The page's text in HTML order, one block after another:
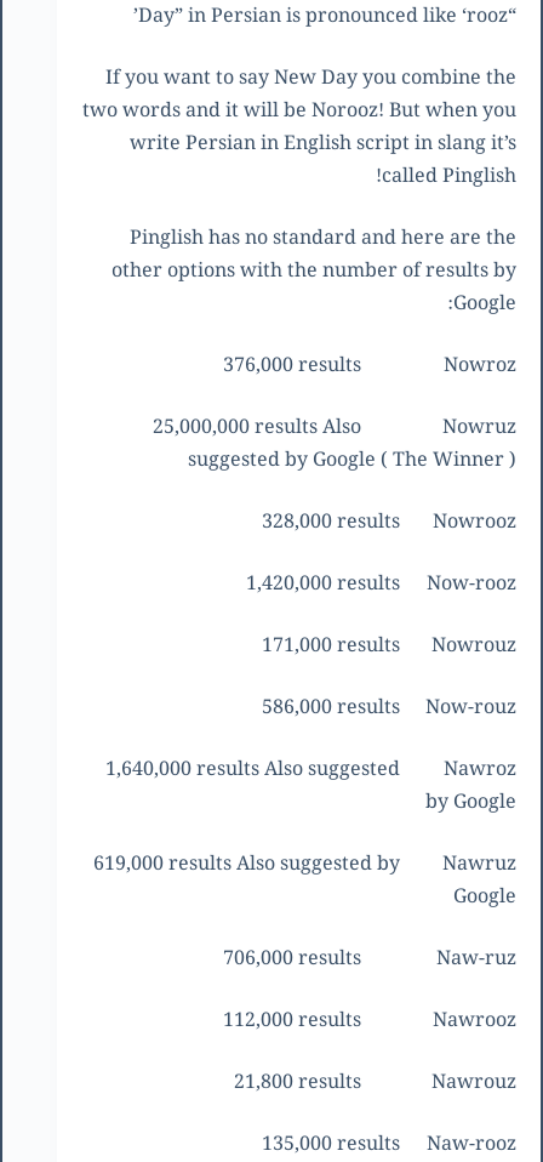
“Day” in Persian is pronounced like ‘rooz’
If you want to say New Day you combine the
two words and it will be Norooz! But when you
write Persian in English script in slang it’s
called Pinglish!
Pinglish has no standard and here are the
other options with the number of results by
Google:
Nowroz
376,000 results
Nowruz
25,000,000 results Also
suggested by Google ( The Winner )
Nowrooz
328,000 results
Now-rooz
1,420,000 results
Nowrouz
171,000 results
Now-rouz
586,000 results
Nawroz
1,640,000 results Also suggested
by Google
Nawruz
619,000 results Also suggested by
Google
Naw-ruz
706,000 results
Nawrooz
112,000 results
Nawrouz
21,800 results
Naw-rooz
135,000 results